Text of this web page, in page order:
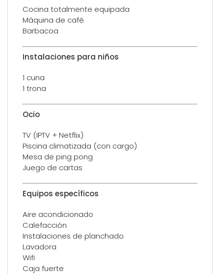
Cocina totalmente equipada
Máquina de café
Barbacoa
Instalaciones para niños
1 cuna
1 trona
Ocio
TV (IPTV + Netflix)
Piscina climatizada (con cargo)
Mesa de ping pong
Juego de cartas
Equipos específicos
Aire acondicionado
Calefacción
Instalaciones de planchado
Lavadora
Wifi
Caja fuerte